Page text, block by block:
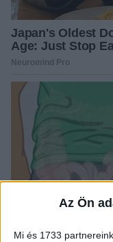
Az Ön
Mi és 1733